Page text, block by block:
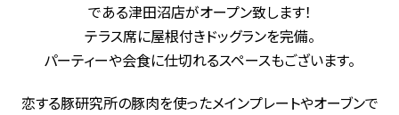
である津田沼店がオープン致します！
テラス席に屋根付きドッグランを完備。
パーティーや会食に仕切れるスペースもございます。
恋する豚研究所の豚肉を使ったメインプレートやオーブンで